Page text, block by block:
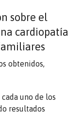
sobre el
cardiopatía
obtenidos,
cada uno de los
resultados